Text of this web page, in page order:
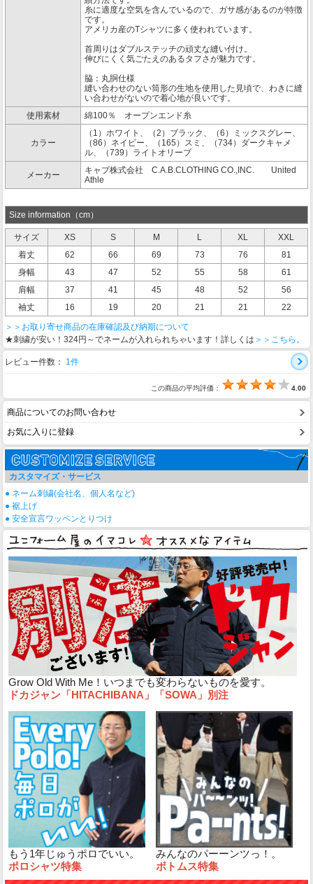
糸に適度な空気を含んでいるので、ガサ感があるのが特徴
です。
アメリカ産のTシャツに多く使われています。
首周りはダブルステッチの頑丈な縫い付け。
伸びにくく気ごたえのあるタフさが魅力です。
脇：丸胴仕様
縫い合わせのない筒形の生地を使用した見頃で、わきに縫
い合わせがないので着心地が良いです。
使用素材
綿100％ オープンエンド糸
カラー
（1）ホワイト、（2）ブラック、（6）ミックスグレー、
（86）ネイビー、（165）スミ、（734）ダークキャメ
ル、（739）ライトオリーブ
メーカー
キャブ株式会社 C.A.B.CLOTHING CO.,INC. United
Athle
Size information（cm）
サイズ XS S M L XL
XXL
着丈
62 66 69 73 76
81
身幅
43 47 52 55 58
61
肩幅
37 41 45 48 52
56
袖丈
16 19 20 21 21
22
＞＞お取り寄せ商品の在庫確認及び納期について
★刺繍が安い！324円～でネームが入れられちゃいます！詳しくは ＞＞こちら。
レビュー件数： 1件
この商品の平均評価： 4.00
商品についてのお問い合わせ
お気に入りに登録
カスタマイズ・サービス
● ネーム刺繍(会社名、個人名など)
● 裾上げ
● 安全宣言ワッペンとりつけ
Grow Old With Me！いつまでも変わらないものを愛す。
ドカジャン「HITACHIBANA」「SOWA」別注
もう1年じゅうポロでいい。
ポロシャツ特集
みんなのパーーンツっ！。
ボトムス特集